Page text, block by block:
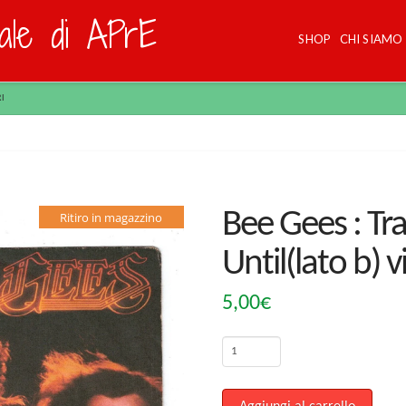
di APrE SHOP CHI SIAMO
Ritiro in magazzino
Bee Gees :
Until(lato b)
5,00€
Bee